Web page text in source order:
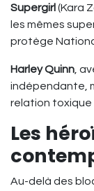
Supergirl(Kara
les mêmes
protège
Harley Quinn ,
indépendante,
relation toxique
Les
Au-delà des